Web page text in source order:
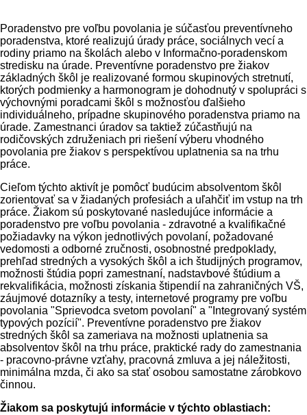
Poradenstvo pre voľbu povolania je súčasťou preventívneho
poradenstva, ktoré realizujú úrady práce, sociálnych vecí a
rodiny priamo na školách alebo v Informačno-poradenskom
stredisku na úrade. Preventívne poradenstvo pre žiakov
základných škôl je realizované formou skupinových stretnutí,
ktorých podmienky a harmonogram je dohodnutý v spolupráci s
výchovnými poradcami škôl s možnosťou ďalšieho
individuálneho, prípadne skupinového poradenstva priamo na
úrade. Zamestnanci úradov sa taktiež zúčastňujú na
rodičovských združeniach pri riešení výberu vhodného
povolania pre žiakov s perspektívou uplatnenia sa na trhu
práce.
Cieľom týchto aktivít je pomôcť budúcim absolventom škôl
zorientovať sa v žiadaných profesiách a uľahčiť im vstup na trh
práce. Žiakom sú poskytované nasledujúce informácie a
poradenstvo pre voľbu povolania - zdravotné a kvalifikačné
požiadavky na výkon jednotlivých povolaní, požadované
vedomosti a odborné zručnosti, osobnostné predpoklady,
prehľad stredných a vysokých škôl a ich študijných programov,
možnosti štúdia popri zamestnaní, nadstavbové štúdium a
rekvalifikácia, možnosti získania štipendií na zahraničných VŠ,
záujmové dotazníky a testy, internetové programy pre voľbu
povolania "Sprievodca svetom povolaní" a "Integrovaný systém
typových pozícií". Preventívne poradenstvo pre žiakov
stredných škôl sa zameriava na možnosti uplatnenia sa
absolventov škôl na trhu práce, praktické rady do zamestnania
- pracovno-právne vzťahy, pracovná zmluva a jej náležitosti,
minimálna mzda, či ako sa stať osobou samostatne zárobkovo
činnou.
Žiakom sa poskytujú informácie v týchto oblastiach: